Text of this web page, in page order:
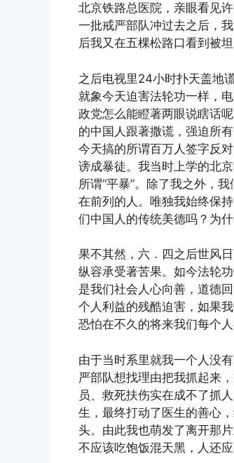
北京铁路总医院，亲眼看见
一批戒严部队冲过去之后，
后我又在五棵松路口看到被
之后电视里24小时扑天盖地
就象今天迫害法轮功一样，
政党怎么能瞪著两眼说瞎话
的中国人跟著撒谎，强迫所
今天搞的所谓百万人签字反
谤成暴徒。我当时上学的北
所谓“平暴”。除了我之外，
在前列的人。唯独我始终保
们中国人的传统美德吗？为
果不其然，六．四之后世风
纵容承受著苦果。如今法轮
是我们社会人心向善，道德
个人利益的残酷迫害，如果
恐怕在不久的将来我们每个
由于当时系里就我一个人没
严部队想找理由把我抓起来
员、救死扶伤实在成不了抓
生，最终打动了医生的善心
头。由此我也萌发了离开那
不应该吃饱饭混天黑，人还